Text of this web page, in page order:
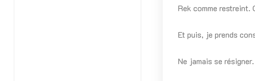
Rek comme restreint.
Et puis, je prends
Ne jamais se